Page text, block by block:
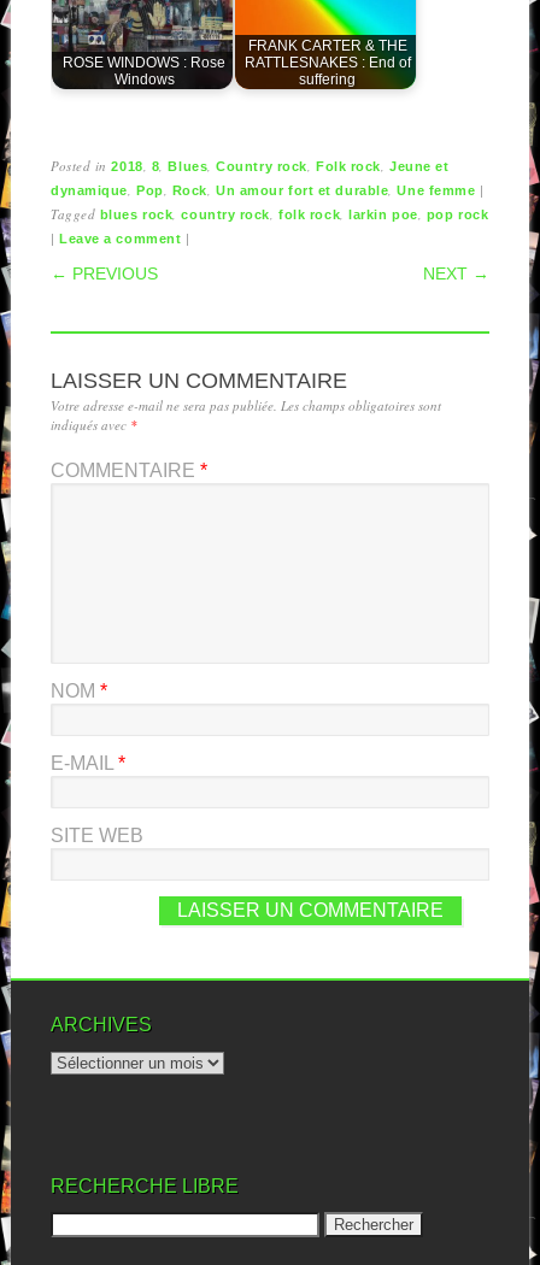
ROSE WINDOWS : Rose
Windows
FRANK CARTER & THE
RATTLESNAKES : End of
suffering
Posted in2018 8 ,Blues ,Country rock ,Folk rock ,Jeune et
dynamique
,Pop Rock ,Un amour fort et durable ,Une femme |
Tagged blues rock ,country rock ,folk rock ,larkin poe pop rock
|Leave a comment |
POST NAVIGATION
← PREVIOUS NEXT →
LAISSER UN COMMENTAIRE
Votre adresse e-mail ne sera pas publiée. Les champs obligatoires sont
indiqués avec *
COMMENTAIRE *
NOM *
E-MAIL *
SITE WEB
ARCHIVES
RECHERCHE LIBRE